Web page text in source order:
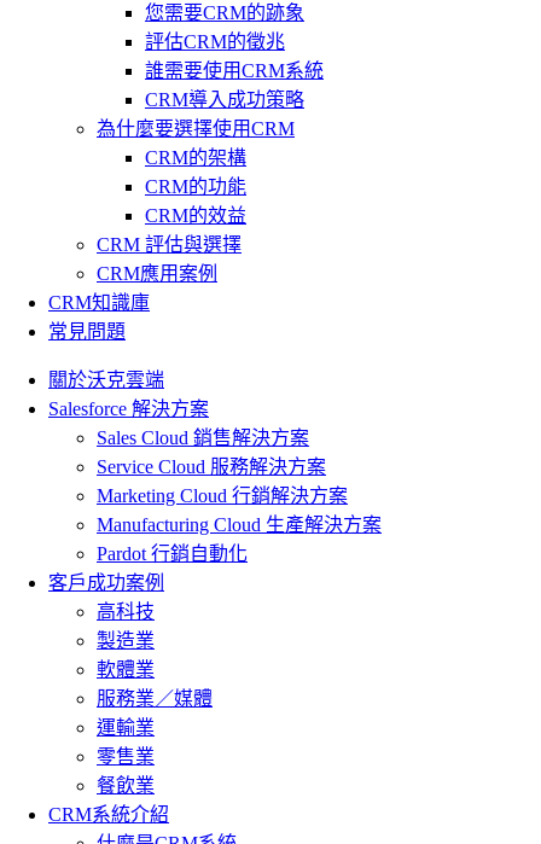
您需要CRM的跡象
評估CRM的徵兆
誰需要使用CRM系統
CRM導入成功策略
為什麼要選擇使用CRM
CRM的架構
CRM的功能
CRM的效益
CRM 評估與選擇
CRM應用案例
CRM知識庫
常見問題
關於沃克雲端
Salesforce 解決方案
Sales Cloud 銷售解決方案
Service Cloud 服務解決方案
Marketing Cloud 行銷解決方案
Manufacturing Cloud 生產解決方案
Pardot 行銷自動化
客戶成功案例
高科技
製造業
軟體業
服務業／媒體
運輸業
零售業
餐飲業
CRM系統介紹